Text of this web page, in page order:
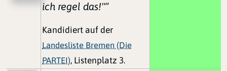
ich regel das!"“
Kandidiert auf der
Landesliste Bremen (Die
PARTEI), Listenplatz 3.